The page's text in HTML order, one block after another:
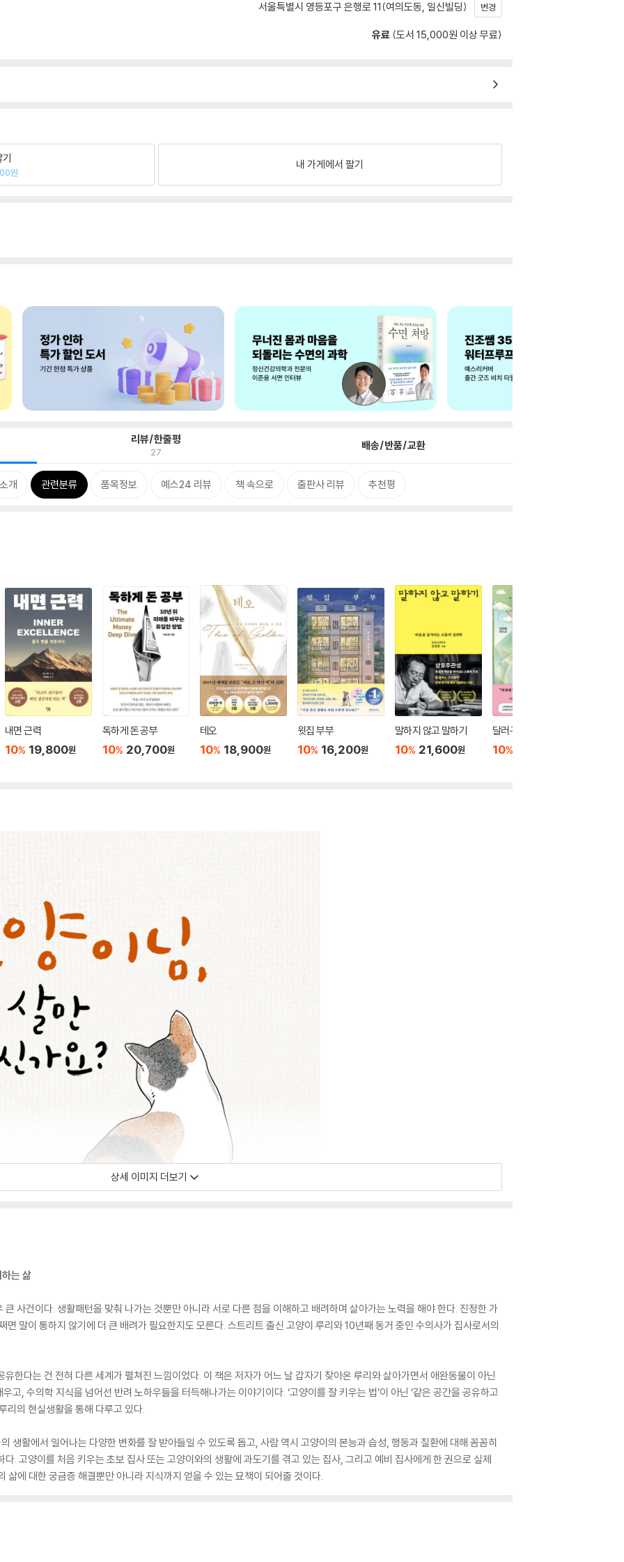
서울특별시 영등포구 은행로 11(여의도동, 일신빌딩) 변경
유료 (도서 15,000원 이상 무료)
원
내 가게에서 팔기
리뷰/한줄평
27 배송/반품/교환
개 관련분류 품목정보 예스24 리뷰 책 속으로 출판사 리뷰 추천평
내면 근력
10% 19,800원
독하게 돈 공부
10% 20,700원
테오
10% 18,900원
윗집 부부
10% 16,200원
말하지 않고 말하기
10% 21,600원
달러구트 꿈 백화점 0
10%
상세 이미지 더보기
는 삶
사건이다. 생활패턴을 맞춰 나가는 것뿐만 아니라 서로 다른 점을 이해하고 배려하며 살아가는 노력을 해야 한다. 진정한 가
면 말이 통하지 않기에 더 큰 배려가 필요한지도 모른다. 스트리트 출신 고양이 루리와 10년째 동거 중인 수의사가 집사로서의
한다는 건 전혀 다른 세계가 펼쳐진 느낌이었다. 이 책은 저자가 어느 날 갑자기 찾아온 루리와 살아가면서 애완동물이 아닌
고, 수의학 지식을 넘어선 반려 노하우들을 터득해나가는 이야기이다. ‘고양이를 잘 키우는 법’이 아닌 ‘같은 공간을 공유하고
리의 현실생활을 통해 다루고 있다.
생활에서 일어나는 다양한 변화를 잘 받아들일 수 있도록 돕고, 사람 역시 고양이의 본능과 습성, 행동과 질환에 대해 꼼꼼히
. 고양이를 처음 키우는 초보 집사 또는 고양이와의 생활에 과도기를 겪고 있는 집사, 그리고 예비 집사에게 한 권으로 실제
삶에 대한 궁금증 해결뿐만 아니라 지식까지 얻을 수 있는 묘책이 되어줄 것이다.